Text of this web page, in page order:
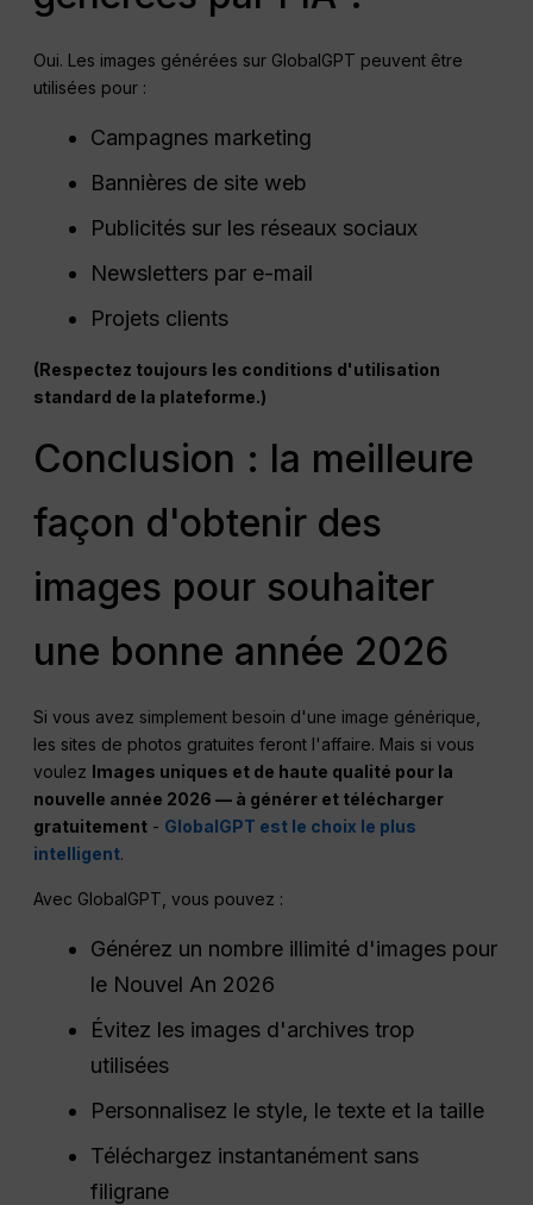
Oui. Les images générées sur GlobalGPT peuvent être
utilisées pour :
Campagnes marketing
Bannières de site web
Publicités sur les réseaux sociaux
Newsletters par e-mail
Projets clients
(Respectez toujours les conditions d'utilisation
standard de la plateforme.)
Conclusion : la meilleure
façon d'obtenir des
images pour souhaiter
une bonne année 2026
Si vous avez simplement besoin d'une image générique,
les sites de photos gratuites feront l'affaire. Mais si vous
voulez Images uniques et de haute qualité pour la
nouvelle année 2026 — à générer et télécharger
gratuitement - GlobalGPT est le choix le plus
intelligent.
Avec GlobalGPT, vous pouvez :
Générez un nombre illimité d'images pour
le Nouvel An 2026
Évitez les images d'archives trop
utilisées
Personnalisez le style, le texte et la taille
Téléchargez instantanément sans
filigrane